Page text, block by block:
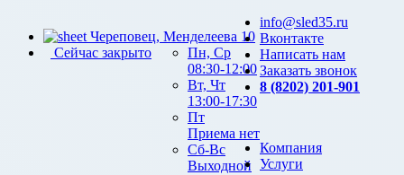
Череповец, Менделеева 10
Сейчас закрыто
Пн, Ср
08:30-12:00
Вт, Чт
13:00-17:30
Пт
Приема нет
Сб-Вс
Выходной
info@sled35.ru
Вконтакте
Написать нам
Заказать звонок
8 (8202) 201-901
Компания
Услуги